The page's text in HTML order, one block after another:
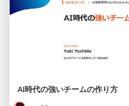
AI時代の強いチームの作り方